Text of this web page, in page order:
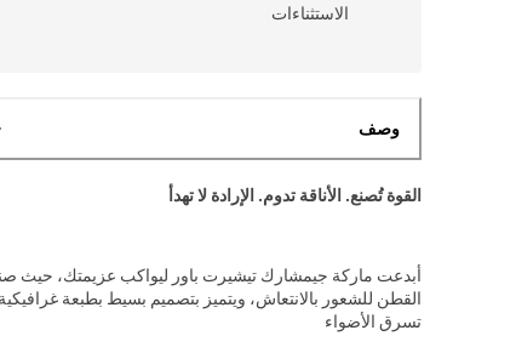
الاستثناءات
وصف
القوة تُصنع. الأناقة تدوم. الإرادة لا تهدأ
أبدعت ماركة جيمشارك تيشيرت باور ليواكب عزيمتك، حيث
القطن للشعور بالانتعاش، ويتميز بتصميم بسيط بطبعة غرافيكية
تسرق الأضواء